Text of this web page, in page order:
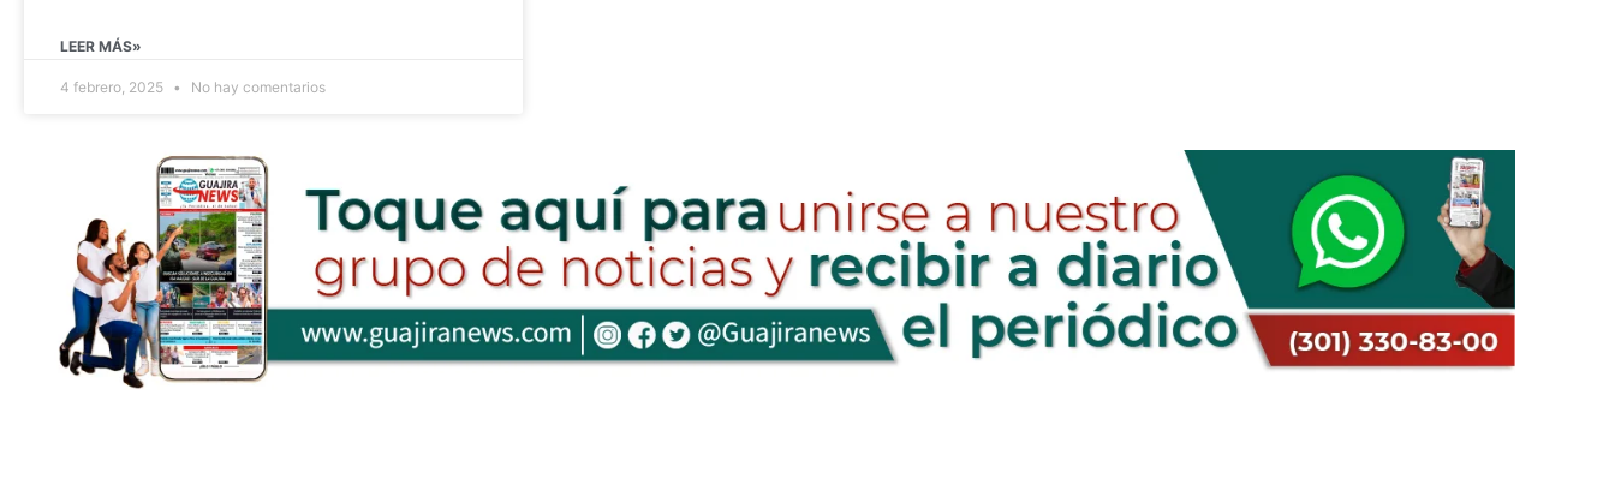
LEER MÁS»
4 febrero, 2025 No hay comentarios